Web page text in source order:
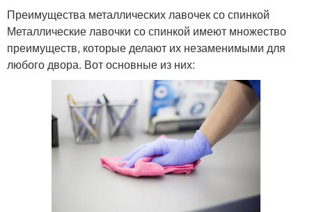
Преимущества металлических лавочек со спинкой
Металлические лавочки со спинкой имеют множество
преимуществ, которые делают их незаменимыми для
любого двора. Вот основные из них: